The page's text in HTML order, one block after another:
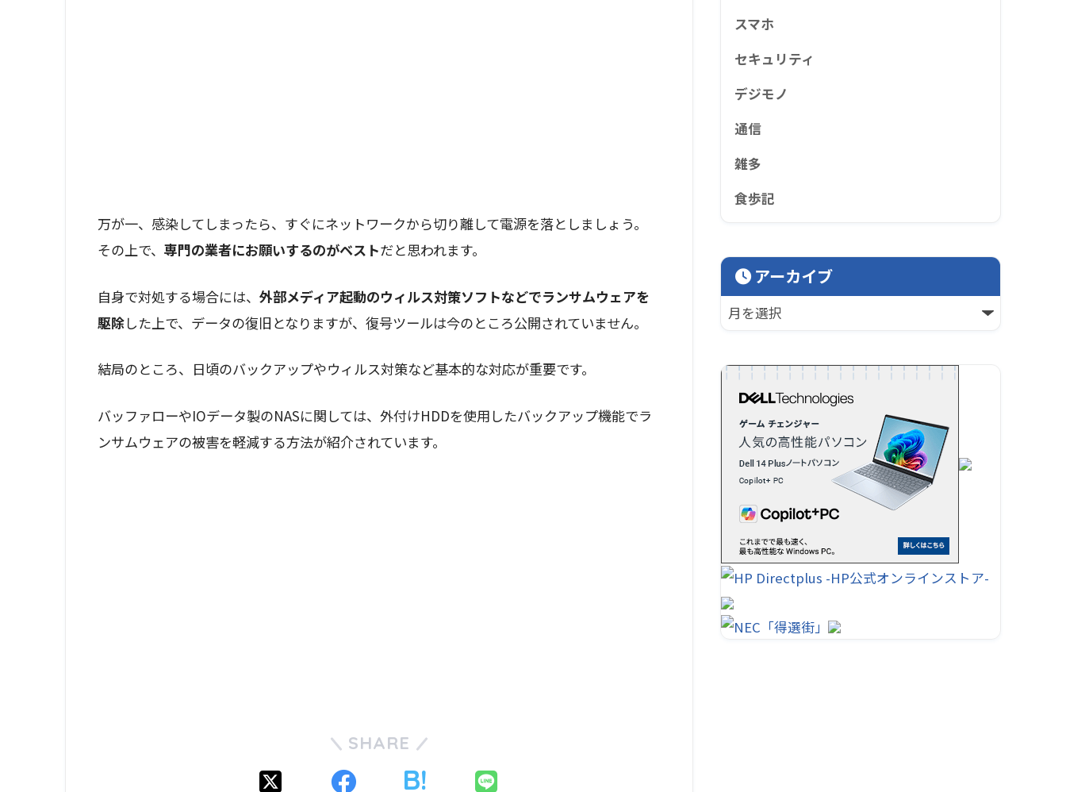
万が一、感染してしまったら、すぐにネットワークから切り離して電源を落としましょう。
その上で、 専門の業者にお願いするのがベストだと思われます。
自身で対処する場合には、 外部メディア起動のウィルス対策ソフトなどでランサムウェアを
駆除した上で、データの復旧となりますが、復号ツールは今のところ公開されていません。
結局のところ、日頃のバックアップやウィルス対策など基本的な対応が重要です。
バッファローやIOデータ製のNASに関しては、外付けHDDを使用したバックアップ機能でラ
ンサムウェアの被害を軽減する方法が紹介されています。
SHARE
スマホ
セキュリティ
デジモノ
通信
雑多
食歩記
アーカイブ